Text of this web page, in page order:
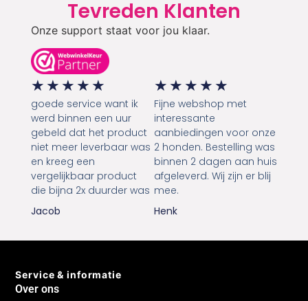
Tevreden Klanten
Onze support staat voor jou klaar.
★ ★ ★ ★ ★
goede service want ik
werd binnen een uur
gebeld dat het product
niet meer leverbaar was
en kreeg een
vergelijkbaar product
die bijna 2x duurder was
Jacob
★ ★ ★ ★ ★
Fijne webshop met
interessante
aanbiedingen voor onze
2 honden. Bestelling was
binnen 2 dagen aan huis
afgeleverd. Wij zijn er blij
mee.
Henk
Service & informatie
Over ons